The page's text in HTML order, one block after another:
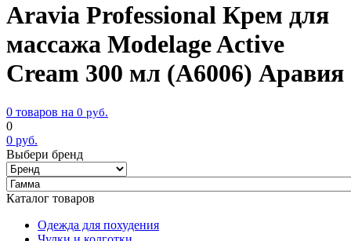
Aravia Professional Крем для
массажа Modelage Active
Cream 300 мл (А6006) Аравия
0 товаров на 0 руб.
0
0 руб.
Выбери бренд
Каталог товаров
Одежда для похудения